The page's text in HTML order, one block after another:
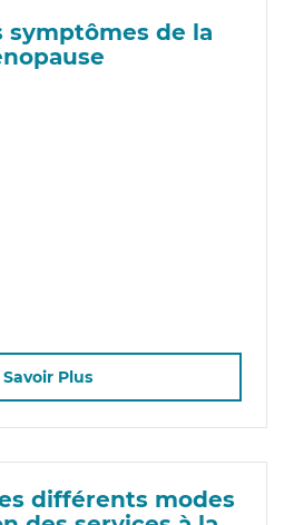
de la
Savoir Plus
différents modes